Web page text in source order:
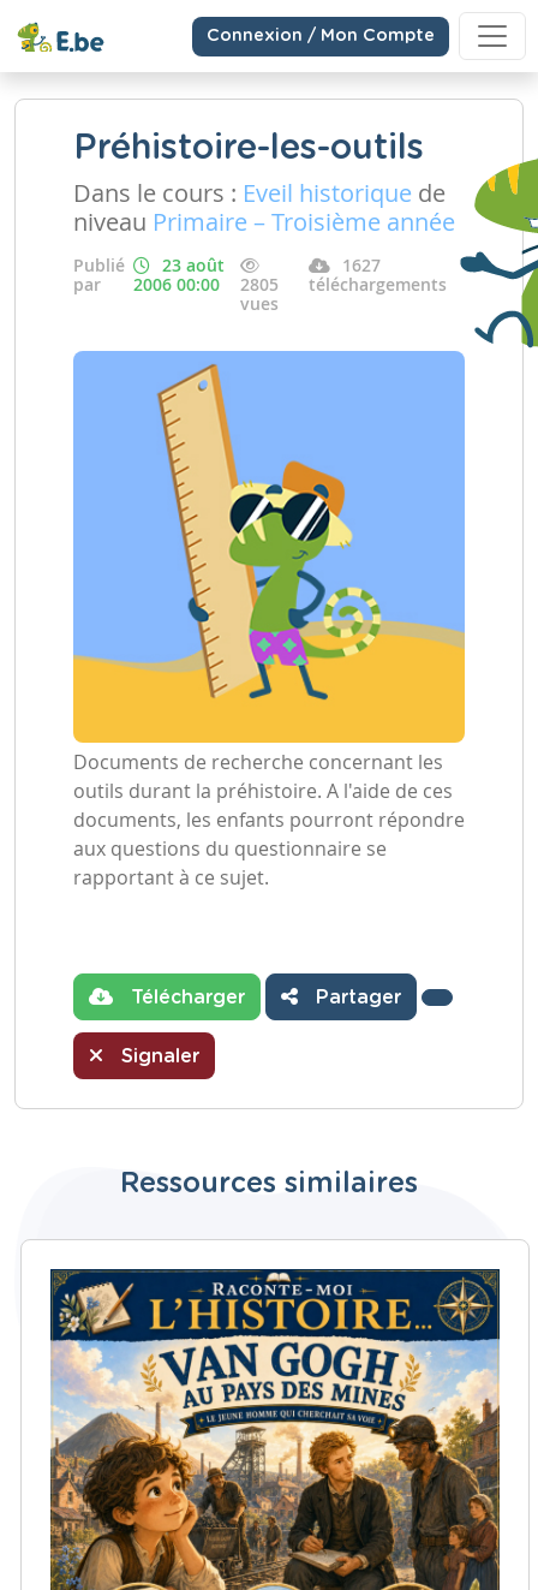
Connexion / Mon Compte
Préhistoire-les-outils
Dans le cours : Eveil historique de
niveau Primaire – Troisième année
Publié
par
23 août
2006 00:00
2805
vues
1627
téléchargements
Documents de recherche concernant les
outils durant la préhistoire. A l'aide de ces
documents, les enfants pourront répondre
aux questions du questionnaire se
rapportant à ce sujet.
Télécharger Partager
Signaler
Ressources similaires